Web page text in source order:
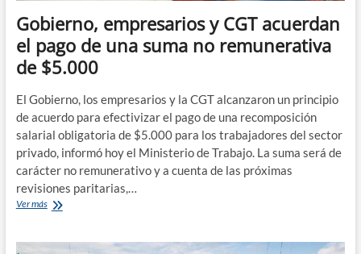
Gobierno, empresarios y CGT acuerdan
el pago de una suma no remunerativa
de $5.000
El Gobierno, los empresarios y la CGT alcanzaron un principio
de acuerdo para efectivizar el pago de una recomposición
salarial obligatoria de $5.000 para los trabajadores del sector
privado, informó hoy el Ministerio de Trabajo. La suma será de
carácter no remunerativo y a cuenta de las próximas
revisiones paritarias,…
Ver másGobierno,